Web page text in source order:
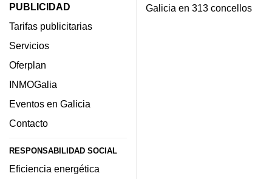
PUBLICIDAD
Tarifas publicitarias
Servicios
Oferplan
INMOGalia
Eventos en Galicia
Contacto
RESPONSABILIDAD SOCIAL
Eficiencia energética
Galicia en 313 concellos